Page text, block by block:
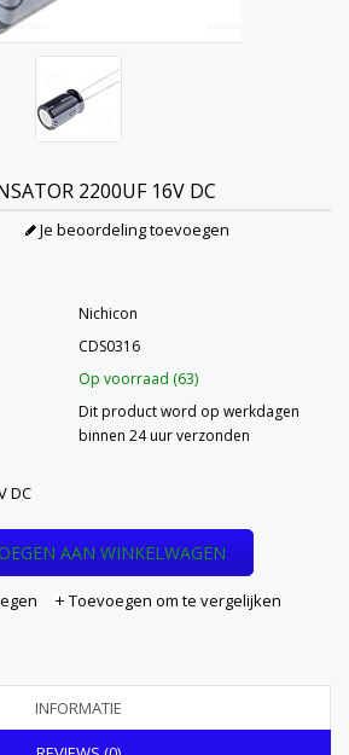
2200UF 16V DC
Je beoordeling toevoegen
Nichicon
CDS0316
Op voorraad (63)
Dit product word op werkdagen
binnen 24 uur verzonden
DC
AAN WINKELWAGEN
Toevoegen om te vergelijken
INFORMATIE